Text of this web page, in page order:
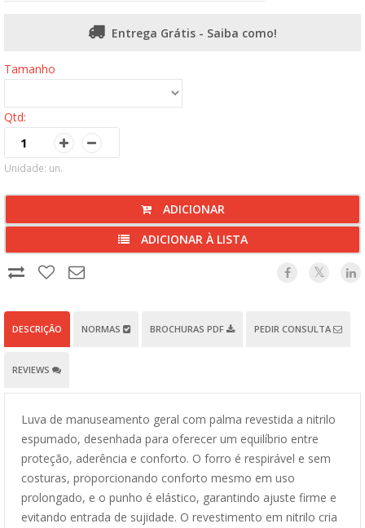
Entrega Grátis - Saiba como!
Tamanho
Qtd:
Unidade: un.
ADICIONAR
ADICIONAR À LISTA
DESCRIÇÃO NORMAS BROCHURAS PDF PEDIR CONSULTA
REVIEWS
Luva de manuseamento geral com palma revestida a nitrilo
espumado, desenhada para oferecer um equilíbrio entre
proteção, aderência e conforto. O forro é respirável e sem
costuras, proporcionando conforto mesmo em uso
prolongado, e o punho é elástico, garantindo ajuste firme e
evitando entrada de sujidade. O revestimento em nitrilo cria